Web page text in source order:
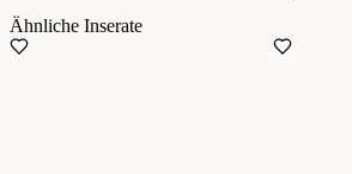
Ähnliche Inserate